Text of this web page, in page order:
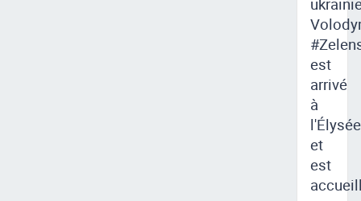
est
arrivé
à
l'Élysée
et
est